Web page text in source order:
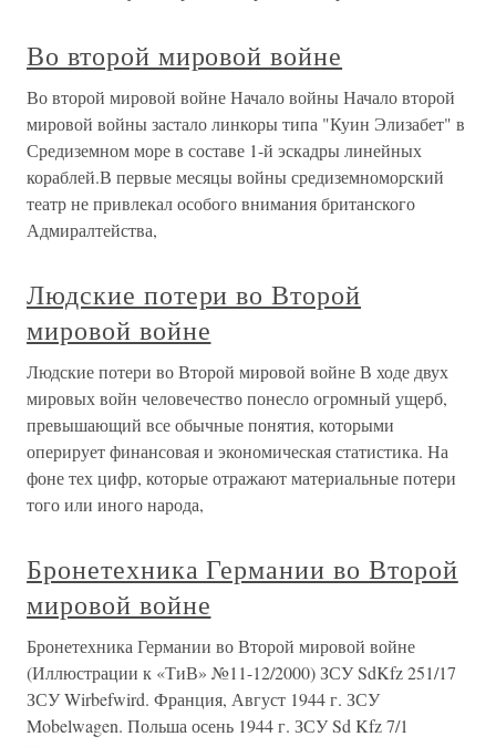
Во второй мировой войне
Во второй мировой войне Начало войны Начало второй
мировой войны застало линкоры типа "Куин Элизабет" в
Средиземном море в составе 1-й эскадры линейных
кораблей.В первые месяцы войны средиземноморский
театр не привлекал особого внимания британского
Адмиралтейства,
Людские потери во Второй
мировой войне
Людские потери во Второй мировой войне В ходе двух
мировых войн человечество понесло огромный ущерб,
превышающий все обычные понятия, которыми
оперирует финансовая и экономическая статистика. На
фоне тех цифр, которые отражают материальные потери
того или иного народа,
Бронетехника Германии во Второй
мировой войне
Бронетехника Германии во Второй мировой войне
(Иллюстрации к «ТиВ» №11-12/2000) ЗСУ SdKfz 251/17
ЗСУ Wirbefwird. Франция, Август 1944 г. ЗСУ
Mobelwagen. Польша осень 1944 г. ЗСУ Sd Kfz 7/1